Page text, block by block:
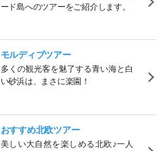
ード島へのツアーをご紹介します。
モルディブツアー
多くの観光客を魅了する青い海と白
い砂浜は、まさに楽園！
おすすめ北欧ツアー
美しい大自然を楽しめる北欧♪一人